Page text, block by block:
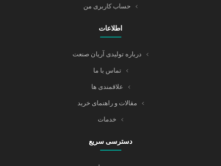
حساب کاربری من
اطلاعات
درباره تولیدی آریان صنعت
تماس با ما
علاقمندی ها
مقالات و راهنمای خرید
خدمات
دسترسی سریع